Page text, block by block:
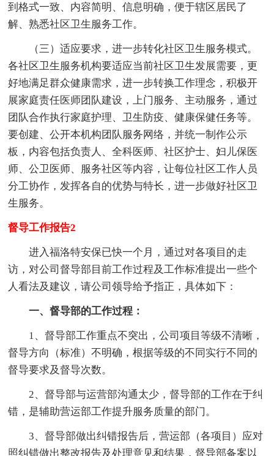
到格式一致、内容简明、信息明确，便于辖区居民了
解、熟悉社区卫生服务工作。
（三）适应要求，进一步转化社区卫生服务模式。
各社区卫生服务机构要适应当前社区卫生发展需要，更
好地满足群众健康需求，进一步转换工作理念，积极开
展家庭责任医师团队建设，上门服务、主动服务，通过
团队合作执行家庭护理、卫生防疫、健康保健任务等。
要创建、公开本机构团队服务网络，并统一制作公示
板，内容包括负责人、全科医师、社区护士、妇儿保医
师、公卫医师、服务社区等内容，让每位社区工作人员
分工协作，发挥各自的优势与特长，进一步做好社区卫
生服务。
督导工作报告2
进入福洛特安保已快一个月，通过对各项目的走
访，对公司督导部目前工作过程及工作标准提出一些个
人看法及建议，请公司领导给予指正，具体如下：
一、督导部的工作过程：
1、督导部工作重点不突出，公司项目等级不清晰，
督导方向（标准）不明确，根据等级的不同实行不同的
督导要求及督导次数。
2、督导部与运营部沟通太少，督导部的工作在于纠
错，是辅助营运部工作提升服务质量的部门。
3、督导部做出纠错报告后，营运部（各项目）应对
照纠错做出整改报告及处理意见和结果，督导部备案以